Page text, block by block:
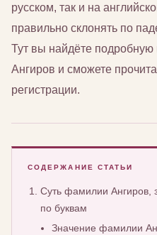
русском, так и на
правильно склонять по
Тут вы найдёте
Ангиров и сможете
регистрации.
СОДЕРЖАНИЕ СТАТЬИ
Суть фамилии Ангиров,
по буквам
Значение фамилии